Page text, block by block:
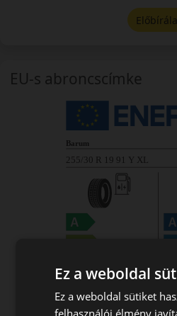
EU-s abroncscímke
Ez a weboldal
Ez a weboldal sütiket
felhasználói élmény